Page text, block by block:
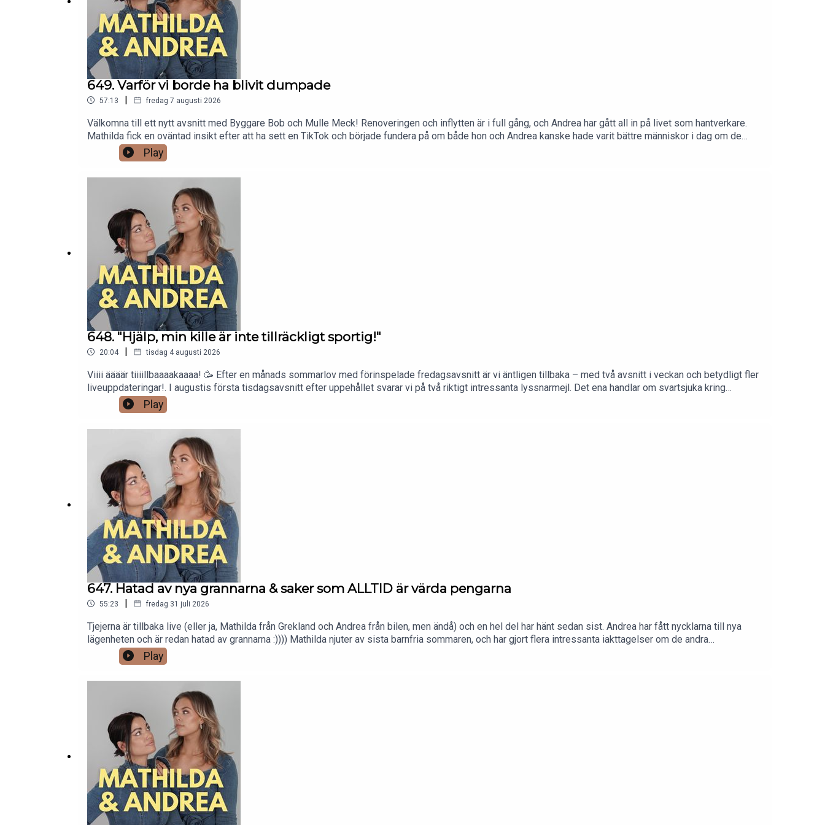
649. Varför vi borde ha blivit dumpade
57:13 | fredag 7 augusti 2026
Välkomna till ett nytt avsnitt med Byggare Bob och Mulle Meck! Renoveringen och inflytten är i full gång, och Andrea har gått all in på livet som hantverkare.
Mathilda fick en oväntad insikt efter att ha sett en TikTok och började fundera på om både hon och Andrea kanske hade varit bättre människor i dag om de
själva hade blivit dumpade. Vad har de egentligen lärt sig av sina tidigare breakups? Varmt välkomna till avsnitt 649!REKLAM FÖR BOOKBEAT - Gå in på
bookbeat.se och ange koden "mathildaandrea" när du skapar ett konto så får du 60 dagar gratis! Erbjudandet gäller nya kunder. Efter gratisperioden kostar
Play
648. "Hjälp, min kille är inte tillräckligt sportig!"
20:04 | tisdag 4 augusti 2026
Viiii äääär tiiiillbaaaakaaaa! 🥳 Efter en månads sommarlov med förinspelade fredagsavsnitt är vi äntligen tillbaka – med två avsnitt i veckan och betydligt fler
liveuppdateringar!. I augustis första tisdagsavsnitt efter uppehållet svarar vi på två riktigt intressanta lyssnarmejl. Det ena handlar om svartsjuka kring
pojkvännens relation till en kvinnlig kollega, och det andra om känslan av att ens partner inte riktigt delar ens intresse för träning och sport. Hur mycket ska
man egentligen ha gemensamt, och får man försöka ändra sin partner?REKLAM FÖR BOOKBEAT - Gå in på bookbeat.se och ange koden "mathildaandrea" när
Play
647. Hatad av nya grannarna & saker som ALLTID är värda pengarna
55:23 | fredag 31 juli 2026
Tjejerna är tillbaka live (eller ja, Mathilda från Grekland och Andrea från bilen, men ändå) och en hel del har hänt sedan sist. Andrea har fått nycklarna till nya
lägenheten och är redan hatad av grannarna :)))) Mathilda njuter av sista barnfria sommaren, och har gjort flera intressanta iakttagelser om de andra
hotellgästerna – inte minst de med brittisk härkomst.
Play